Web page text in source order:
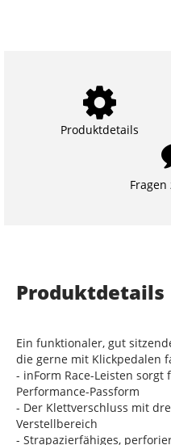
Produktdetails
Produktdetails
Ein funktionaler, gut
die gerne mit Klickpedalen
- inForm Race-Leisten
Performance-Passform
- Der Klettverschluss mit
Verstellbereich
- Strapazierfähiges,